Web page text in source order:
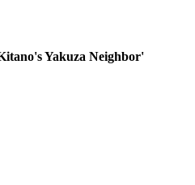
Yakuza Neighbor'